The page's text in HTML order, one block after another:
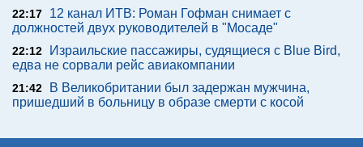
22:17
12 канал ИТВ: Роман Гофман снимает с
должностей двух руководителей в "Мосаде"
22:12
Израильские пассажиры, судящиеся с Blue Bird,
едва не сорвали рейс авиакомпании
21:42
В Великобритании был задержан мужчина,
пришедший в больницу в образе смерти с косой